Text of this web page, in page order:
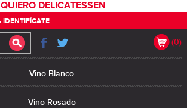
IDENTIFÍCATE
(0)
Vino Blanco
Vino Rosado
QUIERO DELICATESSEN